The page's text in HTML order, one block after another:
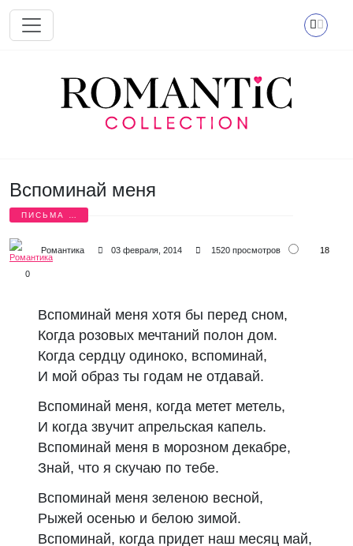
Перейти к основному содержанию
Вспоминай меня
ПИСЬМА О
Романтика 03 февраля, 2014 1520 просмотров 18
0
Вспоминай меня хотя бы перед сном,
Когда розовых мечтаний полон дом.
Когда сердцу одиноко, вспоминай,
И мой образ ты годам не отдавай.
Вспоминай меня, когда метет метель,
И когда звучит апрельская капель.
Вспоминай меня в морозном декабре,
Знай, что я скучаю по тебе.
Вспоминай меня зеленою весной,
Рыжей осенью и белою зимой.
Вспоминай, когда придет наш месяц май,